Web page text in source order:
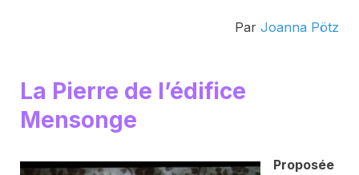
Par Joanna Pötz
La Pierre de l’édifice
Mensonge
Proposée